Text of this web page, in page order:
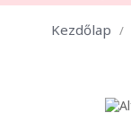
Kezdőlap